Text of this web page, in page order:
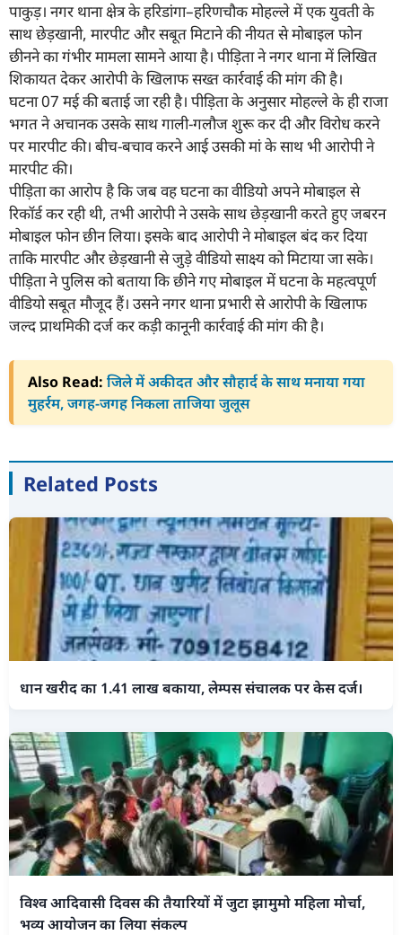
पाकुड़। नगर थाना क्षेत्र के हरिडांगा–हरिणचौक मोहल्ले में एक युवती के
साथ छेड़खानी, मारपीट और सबूत मिटाने की नीयत से मोबाइल फोन
छीनने का गंभीर मामला सामने आया है। पीड़िता ने नगर थाना में लिखित
शिकायत देकर आरोपी के खिलाफ सख्त कार्रवाई की मांग की है।
घटना 07 मई की बताई जा रही है। पीड़िता के अनुसार मोहल्ले के ही राजा
भगत ने अचानक उसके साथ गाली-गलौज शुरू कर दी और विरोध करने
पर मारपीट की। बीच-बचाव करने आई उसकी मां के साथ भी आरोपी ने
मारपीट की।
पीड़िता का आरोप है कि जब वह घटना का वीडियो अपने मोबाइल से
रिकॉर्ड कर रही थी, तभी आरोपी ने उसके साथ छेड़खानी करते हुए जबरन
मोबाइल फोन छीन लिया। इसके बाद आरोपी ने मोबाइल बंद कर दिया
ताकि मारपीट और छेड़खानी से जुड़े वीडियो साक्ष्य को मिटाया जा सके।
पीड़िता ने पुलिस को बताया कि छीने गए मोबाइल में घटना के महत्वपूर्ण
वीडियो सबूत मौजूद हैं। उसने नगर थाना प्रभारी से आरोपी के खिलाफ
जल्द प्राथमिकी दर्ज कर कड़ी कानूनी कार्रवाई की मांग की है।
Also Read: जिले में अकीदत और सौहार्द के साथ मनाया गया
मुहर्रम, जगह-जगह निकला ताजिया जुलूस
Related Posts
धान खरीद का 1.41 लाख बकाया, लेम्पस संचालक पर केस दर्ज।
विश्व आदिवासी दिवस की तैयारियों में जुटा झामुमो महिला मोर्चा,
भव्य आयोजन का लिया संकल्प